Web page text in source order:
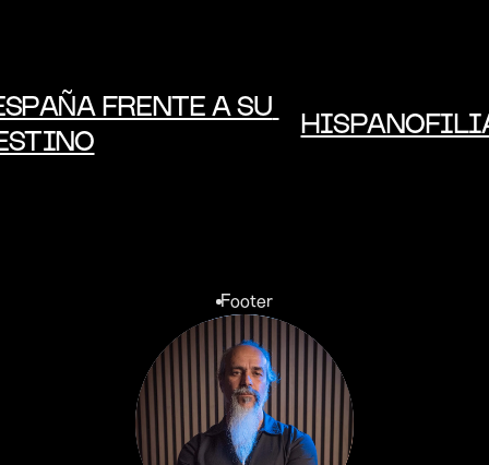
FRENTE A SU
Footer